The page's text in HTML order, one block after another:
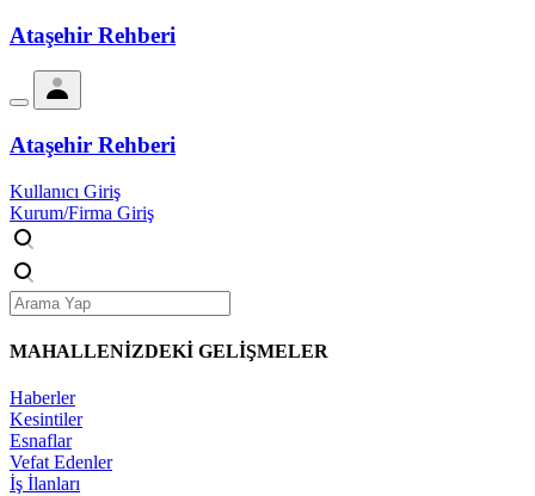
Ataşehir Rehberi
Ataşehir Rehberi
Kullanıcı Giriş
Kurum/Firma Giriş
MAHALLENİZDEKİ GELİŞMELER
Haberler
Kesintiler
Esnaflar
Vefat Edenler
İş İlanları